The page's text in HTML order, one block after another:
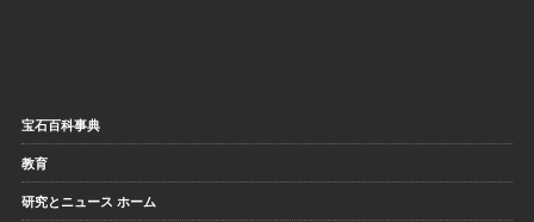
宝石百科事典
教育
研究とニュース ホーム